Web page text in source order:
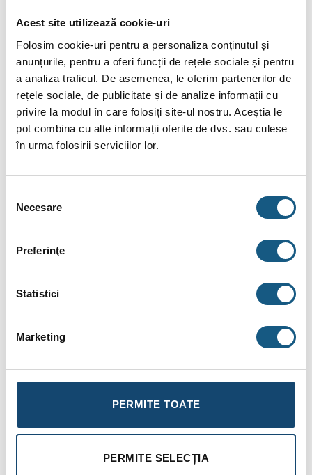
Acest site utilizează cookie-uri
Folosim cookie-uri pentru a personaliza conținutul și
anunțurile, pentru a oferi funcții de rețele sociale și pentru
a analiza traficul. De asemenea, le oferim partenerilor de
rețele sociale, de publicitate și de analize informații cu
privire la modul în care folosiți site-ul nostru. Aceștia le
pot combina cu alte informații oferite de dvs. sau culese
în urma folosirii serviciilor lor.
consimțământului
Necesare
Preferinţe
Statistici
Marketing
PERMITE TOATE
PERMITE SELECȚIA
Plata în Rate prin Credit Instant
De la 85.00 lei/lună în lunare de latbi
bank
Fotografiile produselor au caracter informativ și pot
asemenea, unele specificații pot fi modificate de către
DESCRIERE
RECENZII (0)
distribuitorul tur si insertie termostatabila pentru distribuitorul
retur ,console si conexiuni EK.